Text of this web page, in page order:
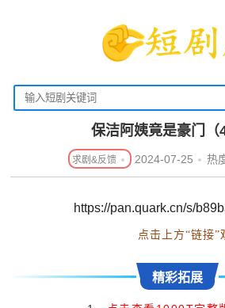
保洁阿姨竟是豪门（
2024-07-25 热
https://pan.quark.cn/s/
点击上方“链接”
精彩拓展